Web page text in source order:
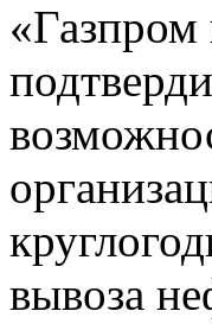
«Газпром
вывоза